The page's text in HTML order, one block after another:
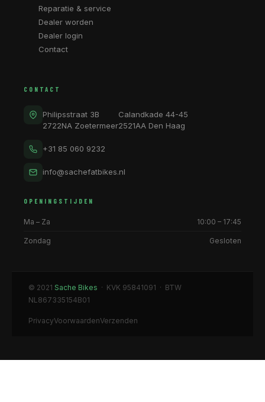
Reparatie & service
Dealer worden
Dealer login
Contact
CONTACT
Philipsstraat 3B
2722NA Zoetermeer
Calandkade 44-45
2521AA Den Haag
+31 85 060 9232
info@sachefatbikes.nl
OPENINGSTIJDEN
Ma – Za 10:00 – 17:45
Zondag Gesloten
© 2021 Sache Bikes · KVK 95841091 · BTW
NL867335154B01
PrivacyVoorwaardenVerzenden